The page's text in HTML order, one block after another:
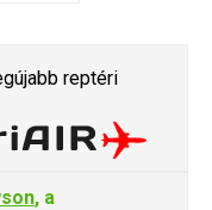
reptéri
, a